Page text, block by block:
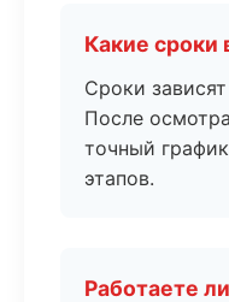
Какие сроки
Сроки
После
точный
этапов.
Работаете